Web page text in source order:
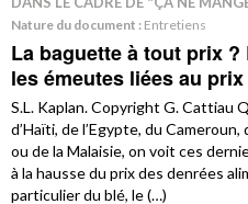
Nature du document : Entretiens
La baguette à tout prix
les émeutes liées au
S.L. Kaplan. Copyright G. Cattiau
d’Haïti, de l’Egypte, du Cameroun,
ou de la Malaisie, on voit ces
à la hausse du prix des denrées
particulier du blé, le (…)